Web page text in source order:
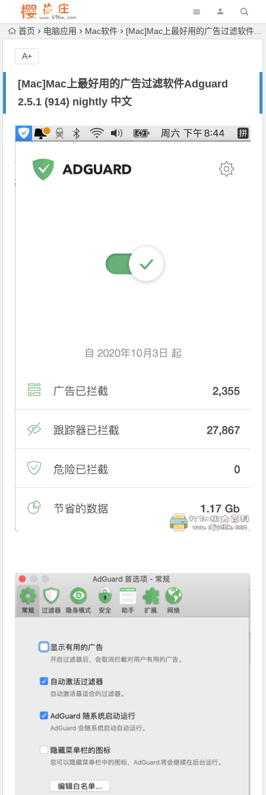
首页 电脑应用 Mac软件 [Mac]Mac上最好用的广告过滤软件Adguard 2.5.1 (914) nightly 中文
[Mac]Mac上最好用的广告过滤软件Adguard
2.5.1 (914) nightly 中文
A+